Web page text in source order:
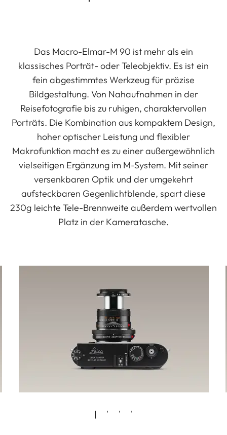
Das Macro-Elmar-M 90 ist mehr als ein
klassisches Porträt- oder Teleobjektiv. Es ist ein
fein abgestimmtes Werkzeug für präzise
Bildgestaltung. Von Nahaufnahmen in der
Reisefotografie bis zu ruhigen, charaktervollen
Porträts. Die Kombination aus kompaktem Design,
hoher optischer Leistung und flexibler
Makrofunktion macht es zu einer außergewöhnlich
vielseitigen Ergänzung im M-System. Mit seiner
versenkbaren Optik und der umgekehrt
aufsteckbaren Gegenlichtblende, spart diese
230g leichte Tele-Brennweite außerdem wertvollen
Platz in der Kameratasche.